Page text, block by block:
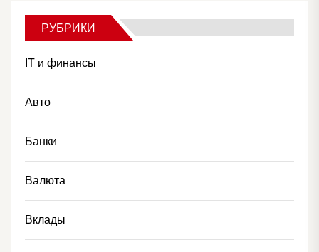
РУБРИКИ
IT и финансы
Авто
Банки
Валюта
Вклады